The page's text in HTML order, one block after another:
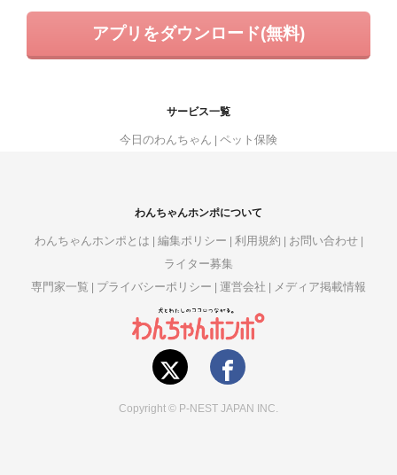
アプリをダウンロード(無料)
サービス一覧
今日のわんちゃん ペット保険
わんちゃんホンポについて
わんちゃんホンポとは 編集ポリシー 利用規約
お問い合わせ
ライター募集
専門家一覧
プライバシーポリシー 運営会社 メディア掲載情報
Copyright © P-NEST JAPAN INC.